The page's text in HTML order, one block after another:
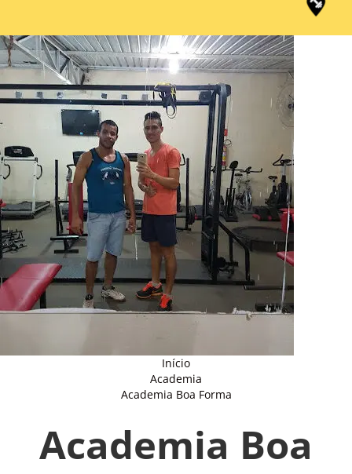
Início
Academia
Academia Boa Forma
Academia Boa